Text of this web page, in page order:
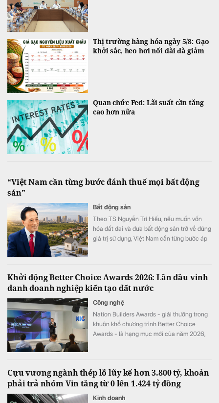
Thị trường hàng hóa ngày 5/8: Gạo
khởi sắc, heo hơi nối dài đà giảm
Quan chức Fed: Lãi suất cần tăng
cao hơn nữa
“Việt Nam cần từng bước đánh thuế mọi bất động
sản”
Bất động sản
Theo TS Nguyễn Trí Hiếu, nếu muốn vốn
hóa đất đai và đưa bất động sản trở về đúng
giá trị sử dụng, Việt Nam cần từng bước áp
Khởi động Better Choice Awards 2026: Lần đầu vinh
danh doanh nghiệp kiến tạo đất nước
Công nghệ
Nation Builders Awards - giải thưởng trong
khuôn khổ chương trình Better Choice
Awards - là hạng mục mới của năm 2026,
Cựu vương ngành thép lỗ lũy kế hơn 3.800 tỷ, khoản
phải trả nhóm Vin tăng từ 0 lên 1.424 tỷ đồng
Kinh doanh